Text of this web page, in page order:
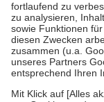
Diese Regeln gelten
Bei Heilmitteln und
Zuzahlung zehn
Verordnung.
Um das Engagement
stärken und die
fallenkeine